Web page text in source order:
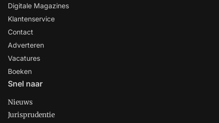
Digitale Magazines
Klantenservice
Contact
Adverteren
Vacatures
Boeken
Snel naar
Nieuws
Jurisprudentie